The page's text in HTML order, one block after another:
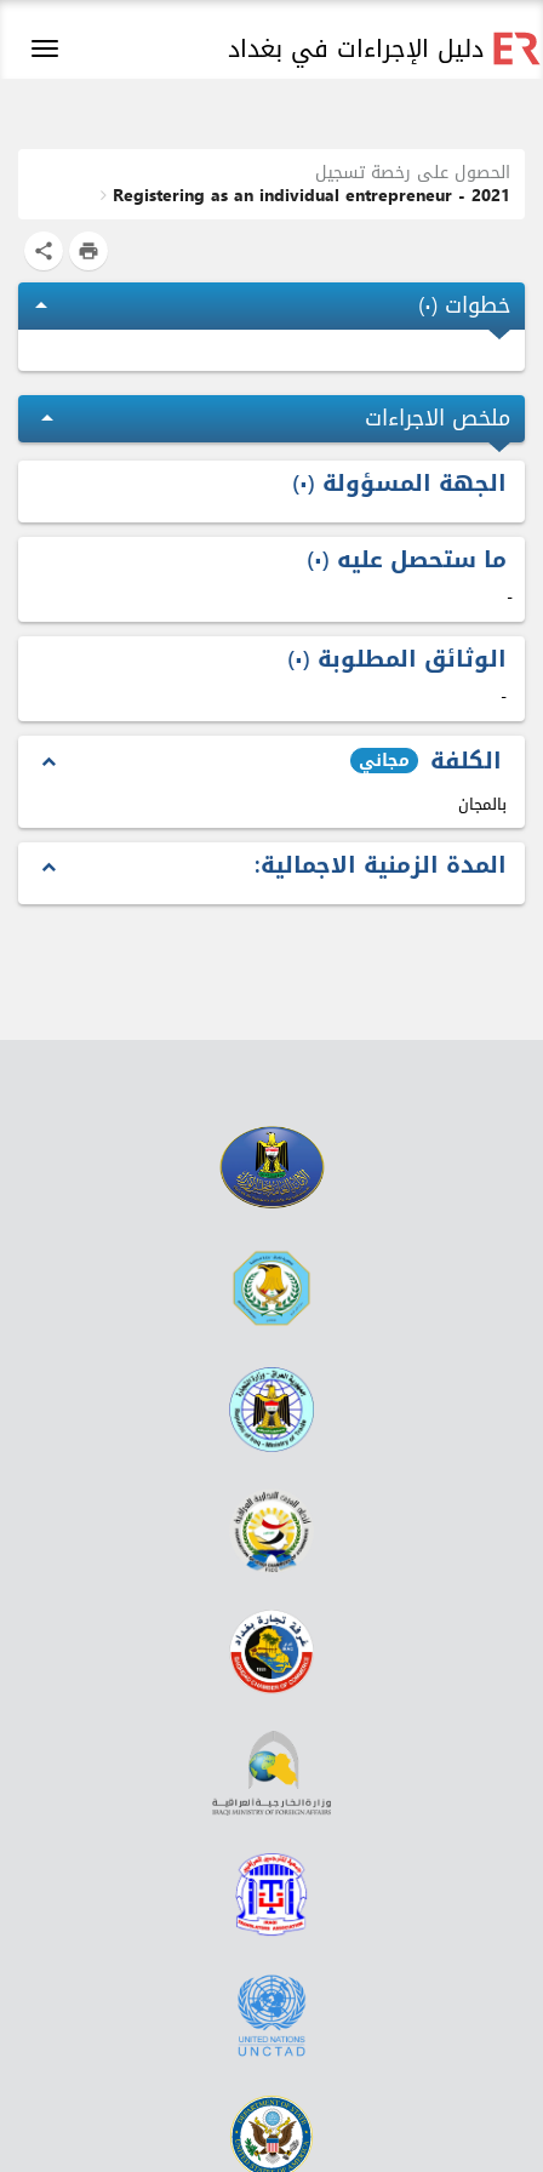
دليل الإجراءات في بغداد
الحصول على رخصة تسجيل
Registering as an individual entrepreneur - 2021
print
share
خطوات (٠)
arrow_drop_up
arrow_drop_up ملخص الاجراءات
الجهة المسؤولة ٠
ما ستحصل عليه ٠
-
الوثائق المطلوبة ٠
-
الكلفة مجاني expand_less
بالمجان
المدة الزمنية الاجمالية: expand_less